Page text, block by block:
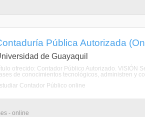
Pública Autorizada
de Guayaquil
ofrecido: Contador Público Autorizado. VISIÓN
de conocimientos tecnológicos, administren y
Contador Público online
- online